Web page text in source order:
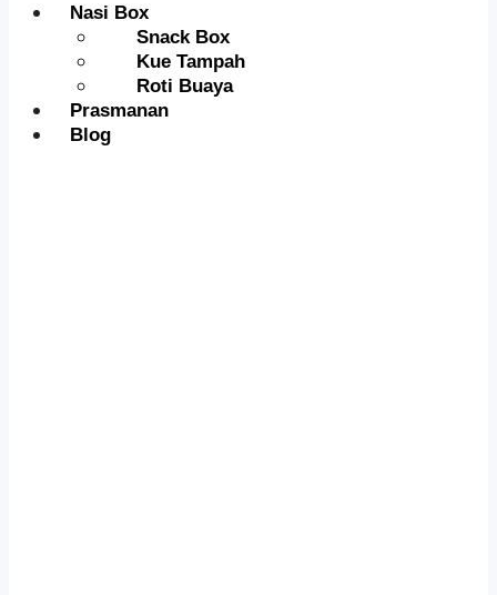
Nasi Box
Snack Box
Kue Tampah
Roti Buaya
Prasmanan
Blog